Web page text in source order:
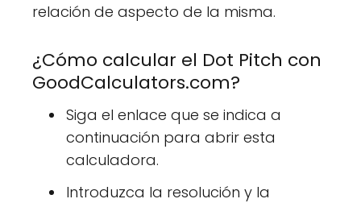
relación de aspecto de la misma.
¿Cómo calcular el Dot Pitch con
GoodCalculators.com?
Siga el enlace que se indica a
continuación para abrir esta
calculadora.
Introduzca la resolución y la